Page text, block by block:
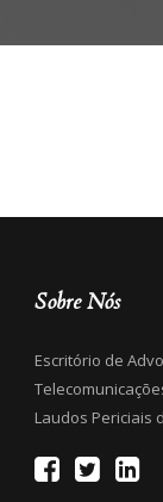
Sobre Nós
Escritório de
Laudos Periciais